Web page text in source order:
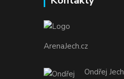
ArenaJech.cz
Ondřej Jech